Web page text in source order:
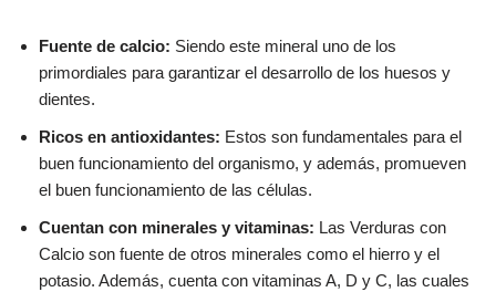
Fuente de calcio: Siendo este mineral uno de los
primordiales para garantizar el desarrollo de los huesos y
dientes.
Ricos en antioxidantes: Estos son fundamentales para el
buen funcionamiento del organismo, y además, promueven
el buen funcionamiento de las células.
Cuentan con minerales y vitaminas: Las Verduras con
Calcio son fuente de otros minerales como el hierro y el
potasio. Además, cuenta con vitaminas A, D y C, las cuales